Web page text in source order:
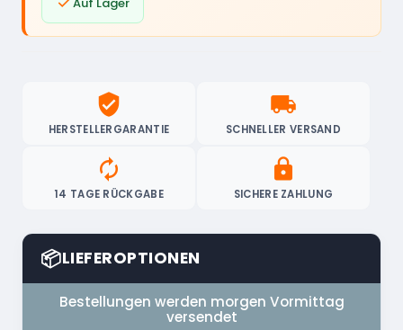
verified_user
HERSTELLERGARANTIE
local_shipping
SCHNELLER VERSAND
autorenew
14 TAGE RÜCKGABE
lock
SICHERE ZAHLUNG
📦LIEFEROPTIONEN
Bestellungen werden morgen Vormittag
versendet